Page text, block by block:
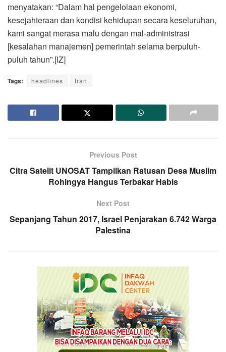
menyatakan: “Dalam hal pengelolaan ekonomi,
kesejahteraan dan kondisi kehidupan secara keseluruhan,
kami sangat merasa malu dengan mal-administrasi
[kesalahan manajemen] pemerintah selama berpuluh-
puluh tahun”.[IZ]
Tags: headlines Iran
Previous Post
Citra Satelit UNOSAT Tampilkan Ratusan Desa Muslim
Rohingya Hangus Terbakar Habis
Next Post
Sepanjang Tahun 2017, Israel Penjarakan 6.742 Warga
Palestina